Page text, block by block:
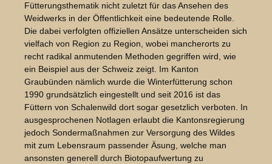
Fütterungsthematik nicht zuletzt für das Ansehen des
Weidwerks in der Öffentlichkeit eine bedeutende Rolle.
Die dabei verfolgten offiziellen Ansätze unterscheiden sich
vielfach von Region zu Region, wobei mancherorts zu
recht radikal anmutenden Methoden gegriffen wird, wie
ein Beispiel aus der Schweiz zeigt. Im Kanton
Graubünden nämlich wurde die Winterfütterung schon
1990 grundsätzlich eingestellt und seit 2016 ist das
Füttern von Schalenwild dort sogar gesetzlich verboten. In
ausgesprochenen Notlagen erlaubt die Kantonsregierung
jedoch Sondermaßnahmen zur Versorgung des Wildes
mit zum Lebensraum passender Äsung, welche man
ansonsten generell durch Biotopaufwertung zu